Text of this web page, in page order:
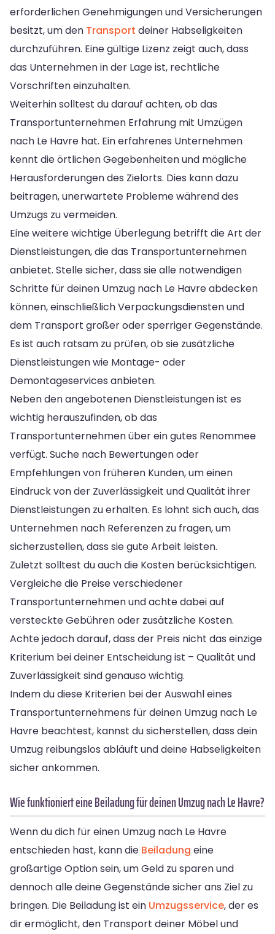
erforderlichen Genehmigungen und Versicherungen
besitzt, um den Transport deiner Habseligkeiten
durchzuführen. Eine gültige Lizenz zeigt auch, dass
das Unternehmen in der Lage ist, rechtliche
Vorschriften einzuhalten.
Weiterhin solltest du darauf achten, ob das
Transportunternehmen Erfahrung mit Umzügen
nach Le Havre hat. Ein erfahrenes Unternehmen
kennt die örtlichen Gegebenheiten und mögliche
Herausforderungen des Zielorts. Dies kann dazu
beitragen, unerwartete Probleme während des
Umzugs zu vermeiden.
Eine weitere wichtige Überlegung betrifft die Art der
Dienstleistungen, die das Transportunternehmen
anbietet. Stelle sicher, dass sie alle notwendigen
Schritte für deinen Umzug nach Le Havre abdecken
können, einschließlich Verpackungsdiensten und
dem Transport großer oder sperriger Gegenstände.
Es ist auch ratsam zu prüfen, ob sie zusätzliche
Dienstleistungen wie Montage- oder
Demontageservices anbieten.
Neben den angebotenen Dienstleistungen ist es
wichtig herauszufinden, ob das
Transportunternehmen über ein gutes Renommee
verfügt. Suche nach Bewertungen oder
Empfehlungen von früheren Kunden, um einen
Eindruck von der Zuverlässigkeit und Qualität ihrer
Dienstleistungen zu erhalten. Es lohnt sich auch, das
Unternehmen nach Referenzen zu fragen, um
sicherzustellen, dass sie gute Arbeit leisten.
Zuletzt solltest du auch die Kosten berücksichtigen.
Vergleiche die Preise verschiedener
Transportunternehmen und achte dabei auf
versteckte Gebühren oder zusätzliche Kosten.
Achte jedoch darauf, dass der Preis nicht das einzige
Kriterium bei deiner Entscheidung ist – Qualität und
Zuverlässigkeit sind genauso wichtig.
Indem du diese Kriterien bei der Auswahl eines
Transportunternehmens für deinen Umzug nach Le
Havre beachtest, kannst du sicherstellen, dass dein
Umzug reibungslos abläuft und deine Habseligkeiten
sicher ankommen.
Wie funktioniert eine Beiladung für deinen Umzug nach Le Havre?
Wenn du dich für einen Umzug nach Le Havre
entschieden hast, kann die Beiladung eine
großartige Option sein, um Geld zu sparen und
dennoch alle deine Gegenstände sicher ans Ziel zu
bringen. Die Beiladung ist ein Umzugsservice, der es
dir ermöglicht, den Transport deiner Möbel und